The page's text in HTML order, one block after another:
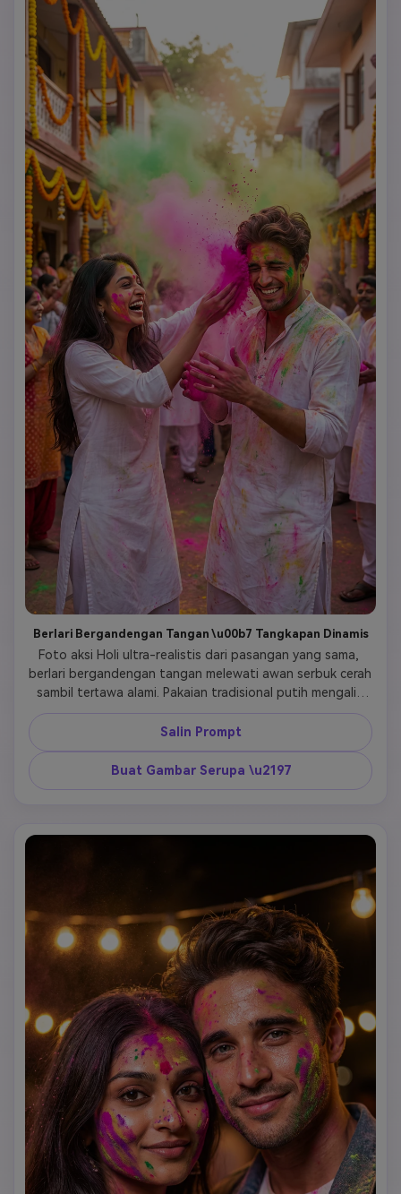
Berlari Bergandengan Tangan \u00b7 Tangkapan Dinamis
Foto aksi Holi ultra-realistis dari pasangan yang sama,
berlari bergandengan tangan melewati awan serbuk cerah
sambil tertawa alami. Pakaian tradisional putih mengalir
dengan gerakan, tertutup gulal cerah. Latar belakang blur
gerakan, fokus tajam pada wajah. Jalan India yang meriah
dengan dekorasi dan bendera. Pencahayaan sinematik,
framing dinamis, kedalaman bidang dangkal, HDR, resolusi
4K tajam.
Salin Prompt
Buat Gambar Serupa \u2197